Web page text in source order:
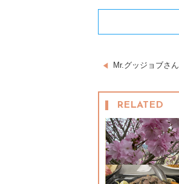
投
稿
ナ
ビ
ゲ
Mr.グッジョブさん
RELATED